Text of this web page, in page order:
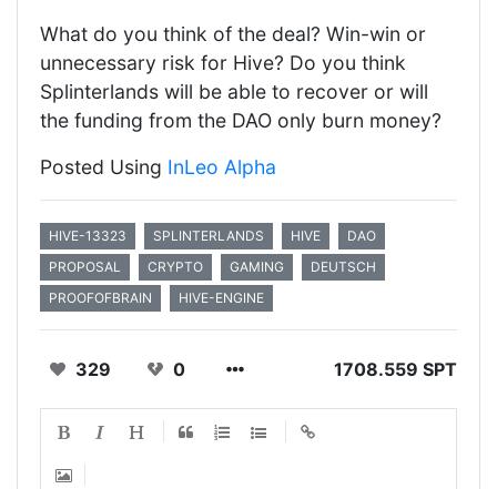
What do you think of the deal? Win-win or
unnecessary risk for Hive? Do you think
Splinterlands will be able to recover or will
the funding from the DAO only burn money?
Posted Using InLeo Alpha
HIVE-13323 SPLINTERLANDS HIVE
DAO
PROPOSAL
CRYPTO GAMING
DEUTSCH
PROOFOFBRAIN
HIVE-ENGINE
329 0 1708.559 SPT